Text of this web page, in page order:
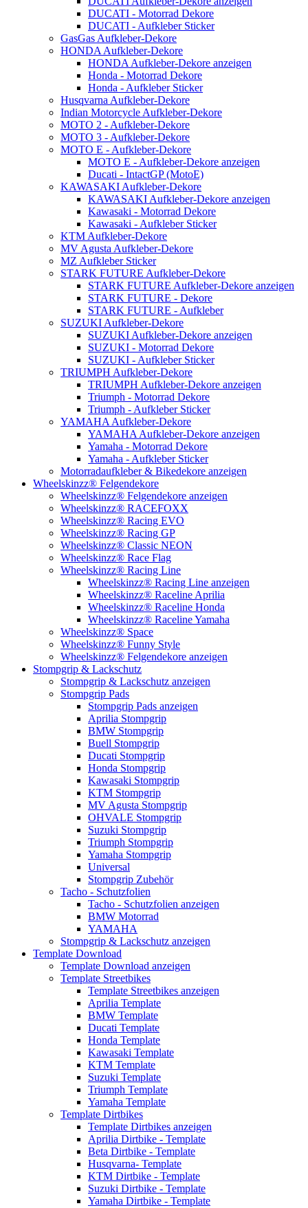
DUCATI - Motorrad Dekore
DUCATI - Aufkleber Sticker
GasGas Aufkleber-Dekore
HONDA Aufkleber-Dekore
HONDA Aufkleber-Dekore anzeigen
Honda - Motorrad Dekore
Honda - Aufkleber Sticker
Husqvarna Aufkleber-Dekore
Indian Motorcycle Aufkleber-Dekore
MOTO 2 - Aufkleber-Dekore
MOTO 3 - Aufkleber-Dekore
MOTO E - Aufkleber-Dekore
MOTO E - Aufkleber-Dekore anzeigen
Ducati - IntactGP (MotoE)
KAWASAKI Aufkleber-Dekore
KAWASAKI Aufkleber-Dekore anzeigen
Kawasaki - Motorrad Dekore
Kawasaki - Aufkleber Sticker
KTM Aufkleber-Dekore
MV Agusta Aufkleber-Dekore
MZ Aufkleber Sticker
STARK FUTURE Aufkleber-Dekore
STARK FUTURE Aufkleber-Dekore anzeigen
STARK FUTURE - Dekore
STARK FUTURE - Aufkleber
SUZUKI Aufkleber-Dekore
SUZUKI Aufkleber-Dekore anzeigen
SUZUKI - Motorrad Dekore
SUZUKI - Aufkleber Sticker
TRIUMPH Aufkleber-Dekore
TRIUMPH Aufkleber-Dekore anzeigen
Triumph - Motorrad Dekore
Triumph - Aufkleber Sticker
YAMAHA Aufkleber-Dekore
YAMAHA Aufkleber-Dekore anzeigen
Yamaha - Motorrad Dekore
Yamaha - Aufkleber Sticker
Motorradaufkleber & Bikedekore anzeigen
Wheelskinzz® Felgendekore
Wheelskinzz® Felgendekore anzeigen
Wheelskinzz® RACEFOXX
Wheelskinzz® Racing EVO
Wheelskinzz® Racing GP
Wheelskinzz® Classic NEON
Wheelskinzz® Race Flag
Wheelskinzz® Racing Line
Wheelskinzz® Racing Line anzeigen
Wheelskinzz® Raceline Aprilia
Wheelskinzz® Raceline Honda
Wheelskinzz® Raceline Yamaha
Wheelskinzz® Space
Wheelskinzz® Funny Style
Wheelskinzz® Felgendekore anzeigen
Stompgrip & Lackschutz
Stompgrip & Lackschutz anzeigen
Stompgrip Pads
Stompgrip Pads anzeigen
Aprilia Stompgrip
BMW Stompgrip
Buell Stompgrip
Ducati Stompgrip
Honda Stompgrip
Kawasaki Stompgrip
KTM Stompgrip
MV Agusta Stompgrip
OHVALE Stompgrip
Suzuki Stompgrip
Triumph Stompgrip
Yamaha Stompgrip
Universal
Stompgrip Zubehör
Tacho - Schutzfolien
Tacho - Schutzfolien anzeigen
BMW Motorrad
YAMAHA
Stompgrip & Lackschutz anzeigen
Template Download
Template Download anzeigen
Template Streetbikes
Template Streetbikes anzeigen
Aprilia Template
BMW Template
Ducati Template
Honda Template
Kawasaki Template
KTM Template
Suzuki Template
Triumph Template
Yamaha Template
Template Dirtbikes
Template Dirtbikes anzeigen
Aprilia Dirtbike - Template
Beta Dirtbike - Template
Husqvarna- Template
KTM Dirtbike - Template
Suzuki Dirtbike - Template
Yamaha Dirtbike - Template